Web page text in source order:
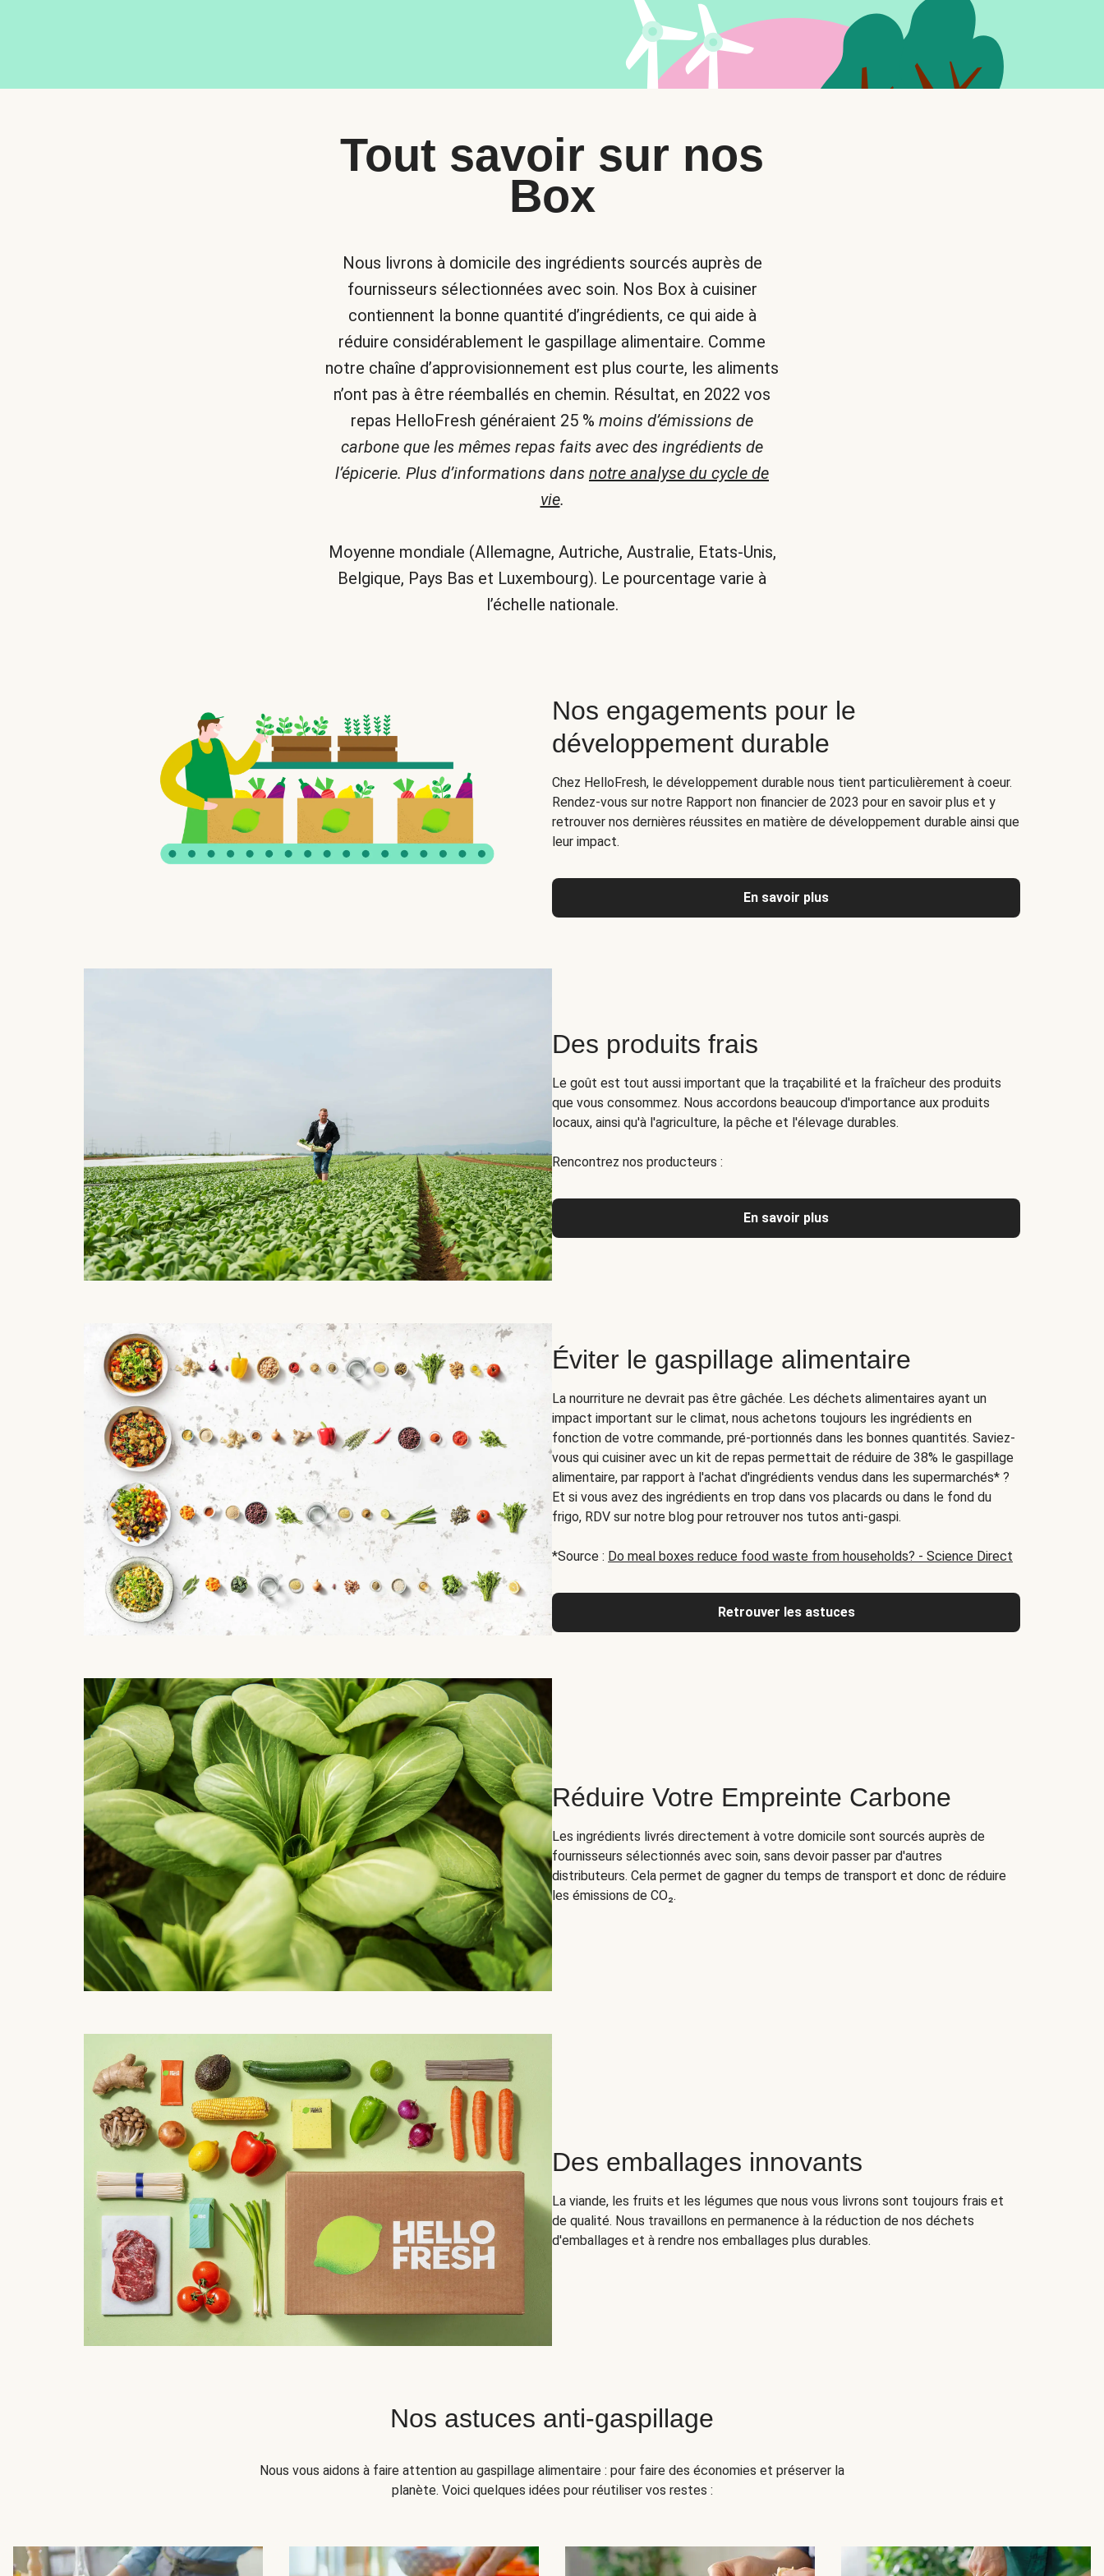
Tout savoir sur nos
Box
Nous livrons à domicile des ingrédients sourcés auprès de
fournisseurs sélectionnées avec soin. Nos Box à cuisiner
contiennent la bonne quantité d’ingrédients, ce qui aide à
réduire considérablement le gaspillage alimentaire. Comme
notre chaîne d’approvisionnement est plus courte, les aliments
n’ont pas à être réemballés en chemin. Résultat, en 2022 vos
repas HelloFresh généraient 25 % moins d’émissions de
carbone que les mêmes repas faits avec des ingrédients de
l’épicerie. Plus d’informations dans notre analyse du cycle de
vie.
Moyenne mondiale (Allemagne, Autriche, Australie, Etats-Unis,
Belgique, Pays Bas et Luxembourg). Le pourcentage varie à
l’échelle nationale.
Nos engagements pour le
développement durable
Chez HelloFresh, le développement durable nous tient particulièrement à coeur.
Rendez-vous sur notre Rapport non financier de 2023 pour en savoir plus et y
retrouver nos dernières réussites en matière de développement durable ainsi que
leur impact.
En savoir plus
Des produits frais
Le goût est tout aussi important que la traçabilité et la fraîcheur des produits
que vous consommez. Nous accordons beaucoup d'importance aux produits
locaux, ainsi qu'à l'agriculture, la pêche et l'élevage durables.
Rencontrez nos producteurs :
En savoir plus
Éviter le gaspillage alimentaire
La nourriture ne devrait pas être gâchée. Les déchets alimentaires ayant un
impact important sur le climat, nous achetons toujours les ingrédients en
fonction de votre commande, pré-portionnés dans les bonnes quantités. Saviez-
vous qui cuisiner avec un kit de repas permettait de réduire de 38% le gaspillage
alimentaire, par rapport à l'achat d'ingrédients vendus dans les supermarchés* ?
Et si vous avez des ingrédients en trop dans vos placards ou dans le fond du
frigo, RDV sur notre blog pour retrouver nos tutos anti-gaspi.
*Source : Do meal boxes reduce food waste from households? - Science Direct
Retrouver les astuces
Réduire Votre Empreinte Carbone
Les ingrédients livrés directement à votre domicile sont sourcés auprès de
fournisseurs sélectionnés avec soin, sans devoir passer par d'autres
distributeurs. Cela permet de gagner du temps de transport et donc de réduire
les émissions de CO₂.
Des emballages innovants
La viande, les fruits et les légumes que nous vous livrons sont toujours frais et
de qualité. Nous travaillons en permanence à la réduction de nos déchets
d'emballages et à rendre nos emballages plus durables.
Nos astuces anti-gaspillage
Nous vous aidons à faire attention au gaspillage alimentaire : pour faire des économies et préserver la
planète. Voici quelques idées pour réutiliser vos restes :